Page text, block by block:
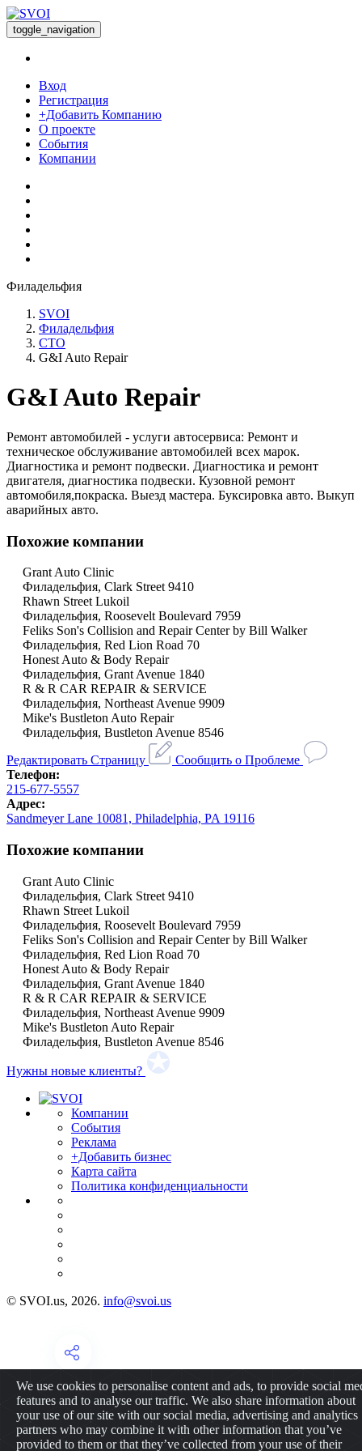
toggle_navigation
Вход
Регистрация
+Добавить Компанию
О проекте
События
Компании
Филадельфия
SVOI
Филадельфия
СТО
G&I Auto Repair
G&I Auto Repair
Ремонт автомобилей - услуги автосервиса: Ремонт и
техническое обслуживание автомобилей всех марок.
Диагностика и ремонт подвески. Диагностика и ремонт
двигателя, диагностика подвески. Кузовной ремонт
автомобиля,покраска. Выезд мастера. Буксировка авто. Выкуп
аварийных авто.
Похожие компании
Grant Auto Clinic
Филадельфия, Clark Street 9410
Rhawn Street Lukoil
Филадельфия, Roosevelt Boulevard 7959
Feliks Son's Collision and Repair Center by Bill Walker
Филадельфия, Red Lion Road 70
Honest Auto & Body Repair
Филадельфия, Grant Avenue 1840
R & R CAR REPAIR & SERVICE
Филадельфия, Northeast Avenue 9909
Mike's Bustleton Auto Repair
Филадельфия, Bustleton Avenue 8546
Редактировать Страницу
Сообщить о Проблеме
Телефон:
215-677-5557
Адрес:
Sandmeyer Lane 10081, Philadelphia, PA 19116
Похожие компании
Grant Auto Clinic
Филадельфия, Clark Street 9410
Rhawn Street Lukoil
Филадельфия, Roosevelt Boulevard 7959
Feliks Son's Collision and Repair Center by Bill Walker
Филадельфия, Red Lion Road 70
Honest Auto & Body Repair
Филадельфия, Grant Avenue 1840
R & R CAR REPAIR & SERVICE
Филадельфия, Northeast Avenue 9909
Mike's Bustleton Auto Repair
Филадельфия, Bustleton Avenue 8546
Нужны новые клиенты?
Компании
События
Реклама
+Добавить бизнес
Карта сайта
Политика конфиденциальности
© SVOI.us, 2026. info@svoi.us
We use cookies to personalise content and ads, to provide social
features and to analyse our traffic. We also share information about
your use of our site with our social media, advertising and analytics
partners who may combine it with other information that you’ve
provided to them or that they’ve collected from your use of their